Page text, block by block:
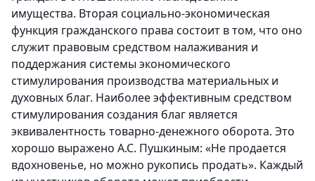
имущества. Вторая социально-экономическая
функция гражданского права состоит в том, что оно
служит правовым средством налаживания и
поддержания системы экономического
стимулирования производства материальных и
духовных благ. Наиболее эффективным средством
стимулирования создания благ является
эквивалентность товарно-денежного оборота. Это
хорошо выражено А.С. Пушкиным: «Не продается
вдохновенье, но можно рукопись продать». Каждый